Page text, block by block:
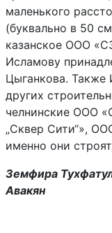
маленького
(буквально в 50
казанское ООО
Исламову
Цыганкова. Также
других
челнинские ООО
„Сквер Сити“»,
именно они
Земфира
Авакян